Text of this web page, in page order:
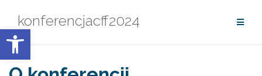
Otwórz pasek narzędzi
treści
konferencjacff2024